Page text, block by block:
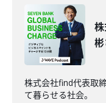
株式会社find代表取
て暮らせる社会。